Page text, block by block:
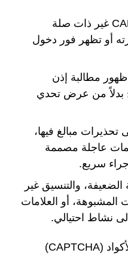
تظهر مطالبات CAPTCHA غير ذات صلة
أو تظهر فور دخول
مطالبة إذن
بدلاً من عرض تحدي
مبالغ فيها،
عاجلة مصممة
سريع.
الضعيفة، والتنسيق غير
المشبوهة، أو العلامات
إلى نشاط احتيالي.
لا تتطلب أنظمة التحقق من الأكواد (CAPTCHA)